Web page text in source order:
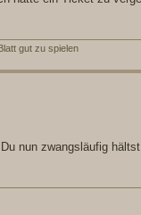
gut zu spielen
nun zwangsläufig